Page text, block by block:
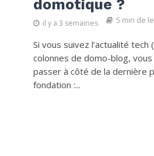
domotique ?
il y a 3 semaines 5 min de
Si vous suivez l’actualité
colonnes de domo-blog, vous
passer à côté de la dernière
fondation :...